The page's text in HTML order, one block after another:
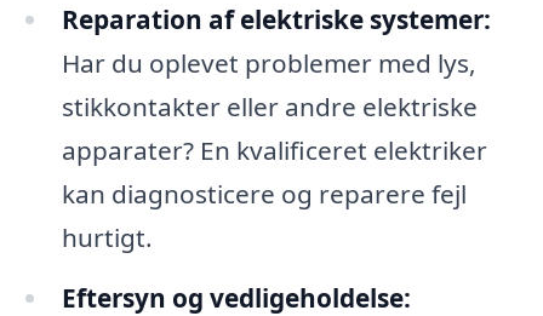
Reparation af elektriske systemer:
Har du oplevet problemer med lys,
stikkontakter eller andre elektriske
apparater? En kvalificeret elektriker
kan diagnosticere og reparere fejl
hurtigt.
Eftersyn og vedligeholdelse: